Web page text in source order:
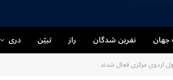
جهان نفرین شدگان راز تبیّن دری